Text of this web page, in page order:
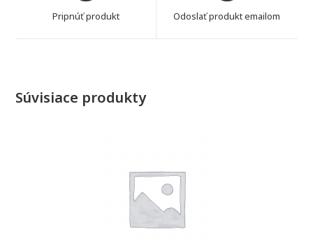
new
Pripnúť produkt
new
Odoslať produkt emailom
Súvisiace produkty